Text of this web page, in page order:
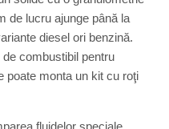
de lucru ajunge până la
diesel ori benzină.
combustibil pentru
poate monta un kit cu roţi
fluidelor speciale